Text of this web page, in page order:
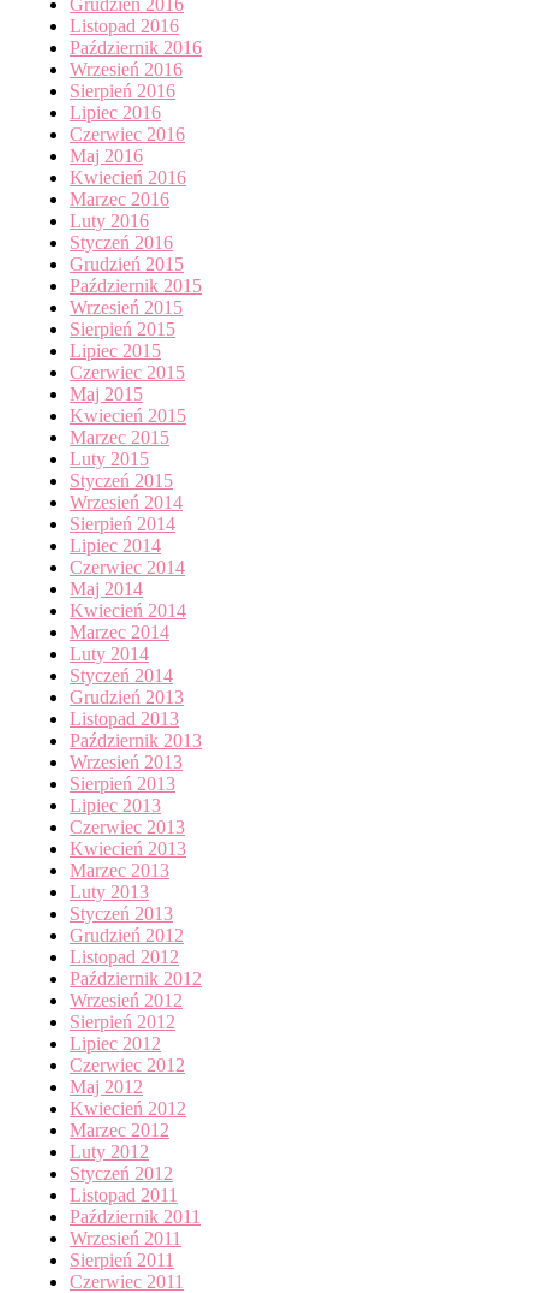
Grudzień 2016
Listopad 2016
Październik 2016
Wrzesień 2016
Sierpień 2016
Lipiec 2016
Czerwiec 2016
Maj 2016
Kwiecień 2016
Marzec 2016
Luty 2016
Styczeń 2016
Grudzień 2015
Październik 2015
Wrzesień 2015
Sierpień 2015
Lipiec 2015
Czerwiec 2015
Maj 2015
Kwiecień 2015
Marzec 2015
Luty 2015
Styczeń 2015
Wrzesień 2014
Sierpień 2014
Lipiec 2014
Czerwiec 2014
Maj 2014
Kwiecień 2014
Marzec 2014
Luty 2014
Styczeń 2014
Grudzień 2013
Listopad 2013
Październik 2013
Wrzesień 2013
Sierpień 2013
Lipiec 2013
Czerwiec 2013
Kwiecień 2013
Marzec 2013
Luty 2013
Styczeń 2013
Grudzień 2012
Listopad 2012
Październik 2012
Wrzesień 2012
Sierpień 2012
Lipiec 2012
Czerwiec 2012
Maj 2012
Kwiecień 2012
Marzec 2012
Luty 2012
Styczeń 2012
Listopad 2011
Październik 2011
Wrzesień 2011
Sierpień 2011
Czerwiec 2011